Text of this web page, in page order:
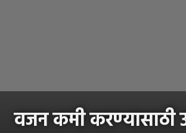
वजन कमी करण्यासाठी